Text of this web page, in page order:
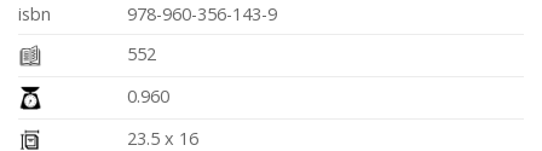
isbn
978-960-356-143-9
552
0.960
23.5 x 16